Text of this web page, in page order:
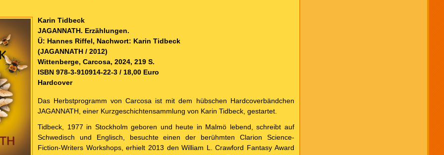
Karin Tidbeck
JAGANNATH. Erzählungen.
Ü: Hannes Riffel, Nachwort: Karin Tidbeck
(JAGANNATH / 2012)
Wittenberge, Carcosa, 2024, 219 S.
ISBN 978-3-910914-22-3 / 18,00 Euro
Hardcover
Das Herbstprogramm von Carcosa ist mit dem hübschen Hardcoverbändchen
JAGANNATH, einer Kurzgeschichtensammlung von Karin Tidbeck, gestartet.
Tidbeck, 1977 in Stockholm geboren und heute in Malmö lebend, schreibt auf
Schwedisch und Englisch, besuchte einen der berühmten Clarion Science-
Fiction-Writers Workshops, erhielt 2013 den William L. Crawford Fantasy Award